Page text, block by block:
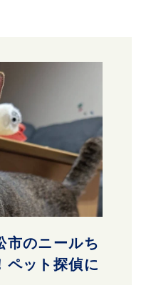
市のニールち
ペット探偵に